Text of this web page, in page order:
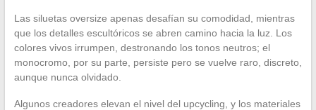
Las siluetas oversize apenas desafían su comodidad, mientras
que los detalles escultóricos se abren camino hacia la luz. Los
colores vivos irrumpen, destronando los tonos neutros; el
monocromo, por su parte, persiste pero se vuelve raro, discreto,
aunque nunca olvidado.
Algunos creadores elevan el nivel del upcycling, y los materiales